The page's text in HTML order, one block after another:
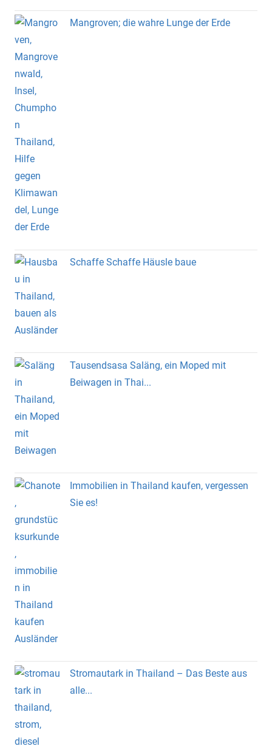
Mangroven; die wahre Lunge der Erde
Schaffe Schaffe Häusle baue
Tausendsasa Saläng, ein Moped mit
Beiwagen in Thai...
Immobilien in Thailand kaufen, vergessen
Sie es!
Stromautark in Thailand – Das Beste aus
alle...